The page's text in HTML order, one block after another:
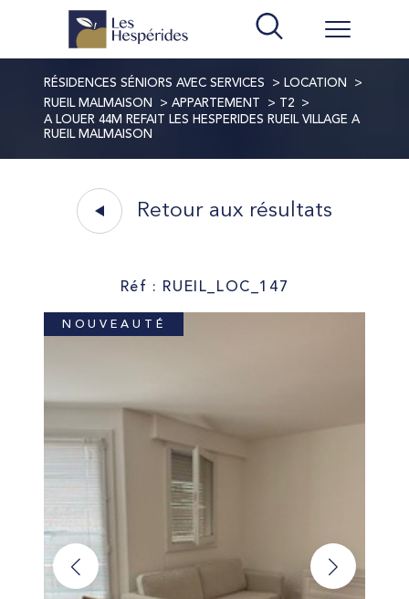
RÉSIDENCES SÉNIORS AVEC SERVICES
LOCATION
RUEIL MALMAISON
APPARTEMENT
T2
A LOUER 44M REFAIT LES HESPERIDES RUEIL VILLAGE A
RUEIL MALMAISON
Retour aux résultats
Réf : RUEIL_LOC_147
NOUVEAUTÉ